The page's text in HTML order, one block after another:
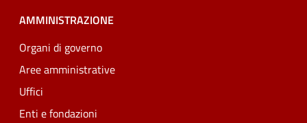
AMMINISTRAZIONE
Organi di governo
Aree amministrative
Uffici
Enti e fondazioni